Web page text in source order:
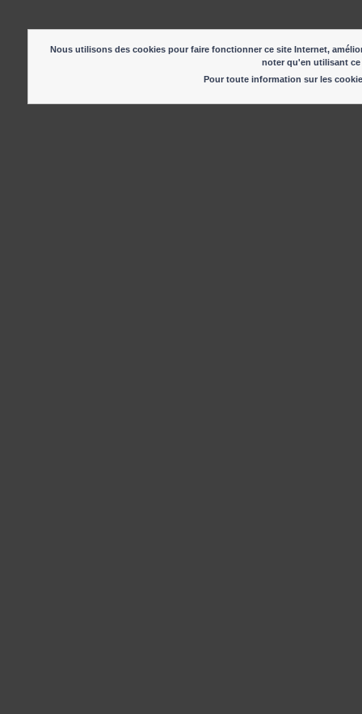
Nous utilisons des cookies pour faire fonctionner ce site Internet,
noter qu'en utilisant
Pour toute information sur les